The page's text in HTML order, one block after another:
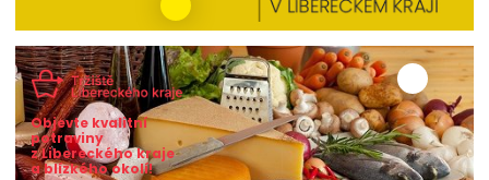
Objevte kvalitní
potraviny
z Libereckého kraje
a blízkého okolí!